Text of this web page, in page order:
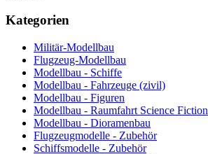
Kategorien
Militär-Modellbau
Flugzeug-Modellbau
Modellbau - Schiffe
Modellbau - Fahrzeuge (zivil)
Modellbau - Figuren
Modellbau - Raumfahrt Science Fiction
Modellbau - Dioramenbau
Flugzeugmodelle - Zubehör
Schiffsmodelle - Zubehör